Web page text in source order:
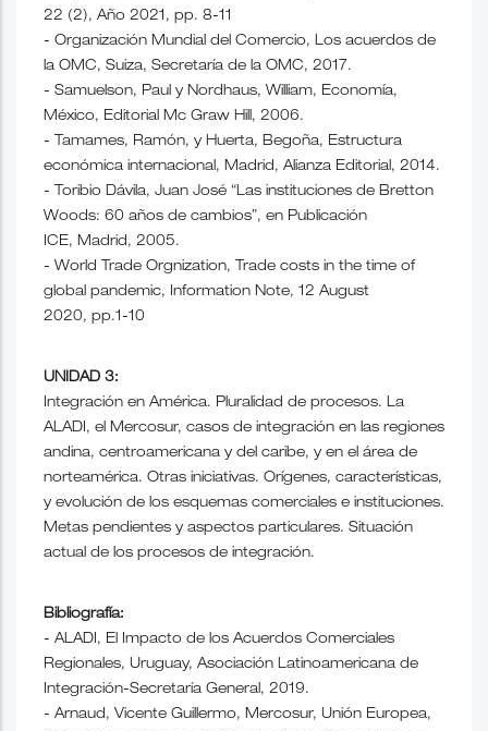
22 (2), Año 2021, pp. 8-11
- Organización Mundial del Comercio, Los acuerdos de
la OMC, Suiza, Secretaría de la OMC, 2017.
- Samuelson, Paul y Nordhaus, William, Economía,
México, Editorial Mc Graw Hill, 2006.
- Tamames, Ramón, y Huerta, Begoña, Estructura
económica internacional, Madrid, Alianza Editorial, 2014.
- Toribio Dávila, Juan José “Las instituciones de Bretton
Woods: 60 años de cambios”, en Publicación
ICE, Madrid, 2005.
- World Trade Orgnization, Trade costs in the time of
global pandemic, Information Note, 12 August
2020, pp.1-10
UNIDAD 3:
Integración en América. Pluralidad de procesos. La
ALADI, el Mercosur, casos de integración en las regiones
andina, centroamericana y del caribe, y en el área de
norteamérica. Otras iniciativas. Orígenes, características,
y evolución de los esquemas comerciales e instituciones.
Metas pendientes y aspectos particulares. Situación
actual de los procesos de integración.
Bibliografía:
- ALADI, El Impacto de los Acuerdos Comerciales
Regionales, Uruguay, Asociación Latinoamericana de
Integración-Secretaría General, 2019.
- Arnaud, Vicente Guillermo, Mercosur, Unión Europea,